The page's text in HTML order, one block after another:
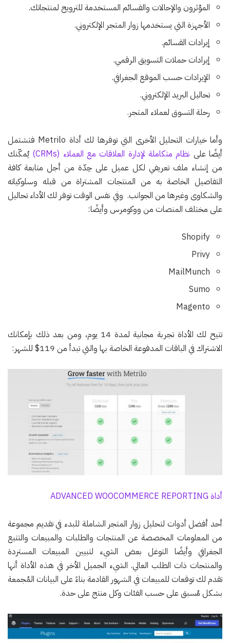
المؤثرون والإحالات والقسائم المستخدمة للترويج لمنتجاتك.
الأجهزة التي يستخدمها زوار المتجر الإلكتروني.
إيرادات القسائم.
إيرادات حملات التسويق الرقمي.
الإيرادات حسب الموقع الجغرافي.
تحاليل البريد الإلكتروني.
رحلة التسوق لعملاء المتجر.
وأما خيارات التحليل الأخرى التي توفرها لك أداة Metrilo فتشتمل
أيضًا على نظام متكاملة لإدارة العلاقات مع العملاء (CRMs)
يُمكّنك
من إنشاء ملف تعريفي لكل عميل على حِدّة من أجل متابعة كافة
التفاصيل الخاصة به من المنتجات المشتراة من قبله وسلوكياته
والشكاوى وغيرها من الجوانب. وفي نفس الوقت توفر لك الأداء تحاليل
على مختلف المنصات من ووكومرس وأيضًا:
Shopify
Privy
MailMunch
Sumo
Magento
تتيح لك الأداة تجربة مجانية لمدة 14 يوم، ومن بعد ذلك بإمكانك
الاشتراك في الباقات المدفوعة الخاصة بها والتي تبدأ من 119$ للشهر:
أداة ADVANCED WOOCOMMERCE REPORTING
أحد أفضل أدوات لتحليل زوار المتجر الشاملة للبدء في تقديم مجموعة
من المعلومات المخصصة عن المنتجات والطلبات والمبيعات والتتبع
الجغرافي وأيضًا التوغل بعض الشيء لتبيين المبيعات المستردة
والمنتجات ذات الطلب العالي. الشيء الجميل الأخر في هذه الأداة أنها
تقدم لك توقعات للمبيعات في الشهور القادمة بناءً على البيانات المُجمعة
بشكل مُسبق على حسب الفئات وكل منتج على حدة.